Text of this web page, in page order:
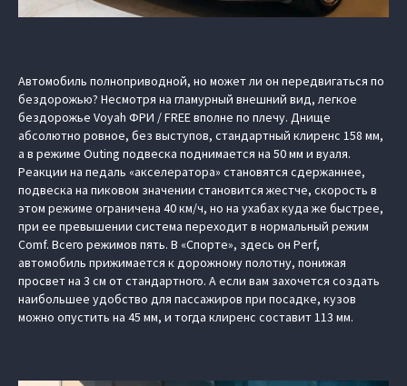
Автомобиль полноприводной, но может ли он передвигаться по
бездорожью? Несмотря на гламурный внешний вид, легкое
бездорожье Voyah ФРИ / FREE вполне по плечу. Днище
абсолютно ровное, без выступов, стандартный клиренс 158 мм,
а в режиме Outing подвеска поднимается на 50 мм и вуаля.
Реакции на педаль «акселератора» становятся сдержаннее,
подвеска на пиковом значении становится жестче, скорость в
этом режиме ограничена 40 км/ч, но на ухабах куда же быстрее,
при ее превышении система переходит в нормальный режим
Comf. Всего режимов пять. В «Спорте», здесь он Perf,
автомобиль прижимается к дорожному полотну, понижая
просвет на 3 см от стандартного. А если вам захочется создать
наибольшее удобство для пассажиров при посадке, кузов
можно опустить на 45 мм, и тогда клиренс составит 113 мм.